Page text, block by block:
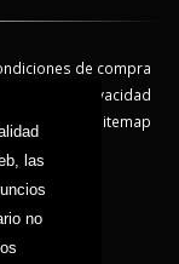
las
no
de compra
Política de Privacidad
Cookies
Sitemap